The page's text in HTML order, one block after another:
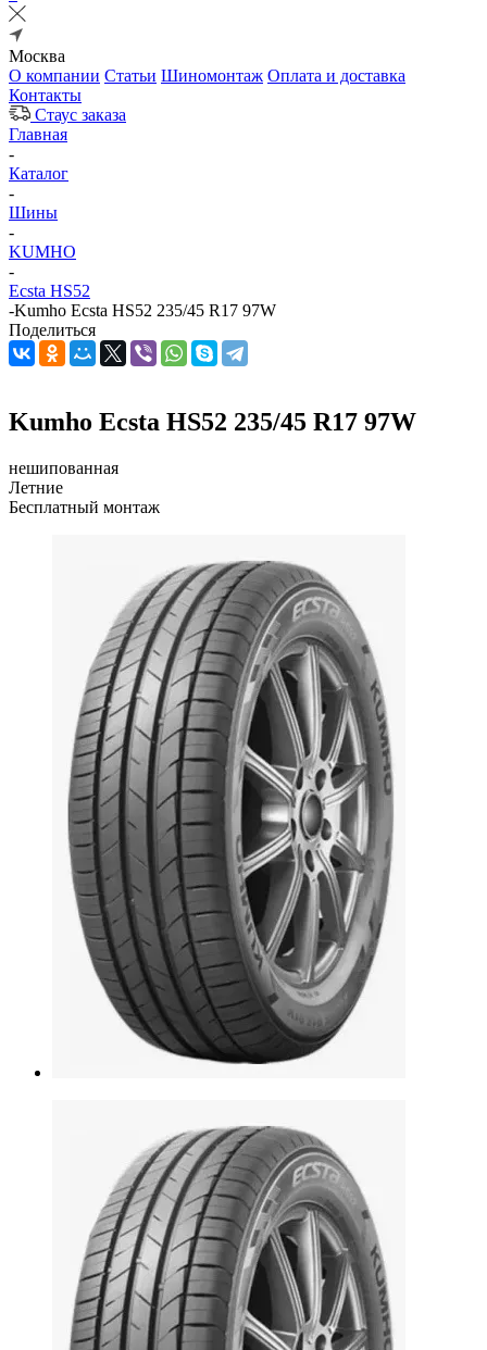
Москва
О компании Статьи Шиномонтаж Оплата и доставка
Контакты
Стаус заказа
Главная
-
Каталог
-
Шины
-
KUMHO
-
Ecsta HS52
-Kumho Ecsta HS52 235/45 R17 97W
Поделиться
Kumho Ecsta HS52 235/45 R17 97W
нешипованная
Летние
Бесплатный монтаж